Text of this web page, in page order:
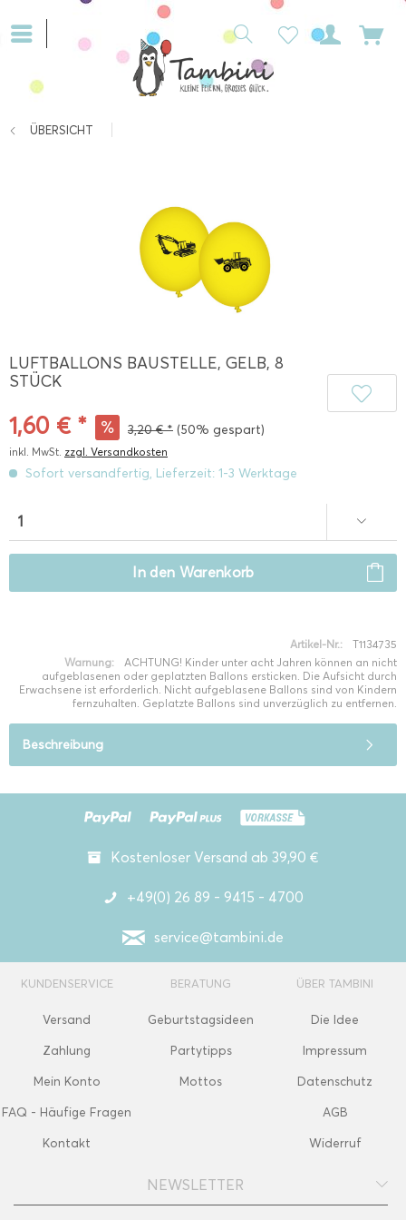
ÜBERSICHT
LUFTBALLONS BAUSTELLE, GELB, 8
STÜCK
1,60 € * 3,20 € * (50% gespart)
inkl. MwSt. zzgl. Versandkosten
Sofort versandfertig, Lieferzeit: 1-3 Werktage
In den Warenkorb
Artikel-Nr.:
T1134735
Warnung:
ACHTUNG! Kinder unter acht Jahren können an nicht
aufgeblasenen oder geplatzten Ballons ersticken. Die Aufsicht durch
Erwachsene ist erforderlich. Nicht aufgeblasene Ballons sind von Kindern
fernzuhalten. Geplatzte Ballons sind unverzüglich zu entfernen.
Beschreibung
Kostenloser Versand ab 39,90 €
+49(0) 26 89 - 9415 - 4700
service@tambini.de
KUNDENSERVICE
Versand
Zahlung
Mein Konto
FAQ - Häufige Fragen
Kontakt
BERATUNG
Geburtstagsideen
Partytipps
Mottos
ÜBER TAMBINI
Die Idee
Impressum
Datenschutz
AGB
Widerruf
NEWSLETTER